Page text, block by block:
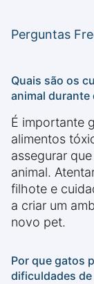
Perguntas
Quais são os
animal durante
É importante
alimentos
assegurar
animal.
filhote e
a criar um
novo pet.
Por que gatos
dificuldades